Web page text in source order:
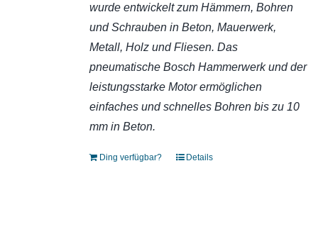
wurde entwickelt zum Hämmern, Bohren
und Schrauben in Beton, Mauerwerk,
Metall, Holz und Fliesen. Das
pneumatische Bosch Hammerwerk und der
leistungsstarke Motor ermöglichen
einfaches und schnelles Bohren bis zu 10
mm in Beton.
Ding verfügbar? Details